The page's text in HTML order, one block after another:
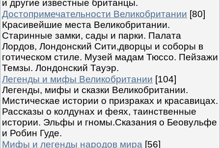
и другие известные британцы.
Достопримечательности Великобритании [80]
Красивейшие места Великобритании.
Старинные замки, сады и парки. Палата
Лордов, Лондонский Сити,дворцы и соборы в
готическом стиле. Музей мадам Тюссо. Пейзажи
Темзы. Лондонский Тауэр.
Легенды и мифы Великобритании [104]
Легенды, мифы и сказки Великобритании.
Мистическае истории о призраках и красавицах.
Рассказы о колдунах и феях, таинственные
истории. Эльфы и гномы.Сказания о Беовульфе
и Робин Гуде.
Мифы и легенды народов мира [56]